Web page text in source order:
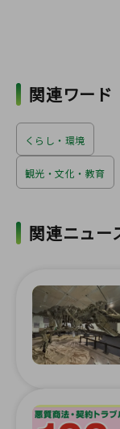
関連ワード
くらし・環境
観光・文化・教育
関連ニュー